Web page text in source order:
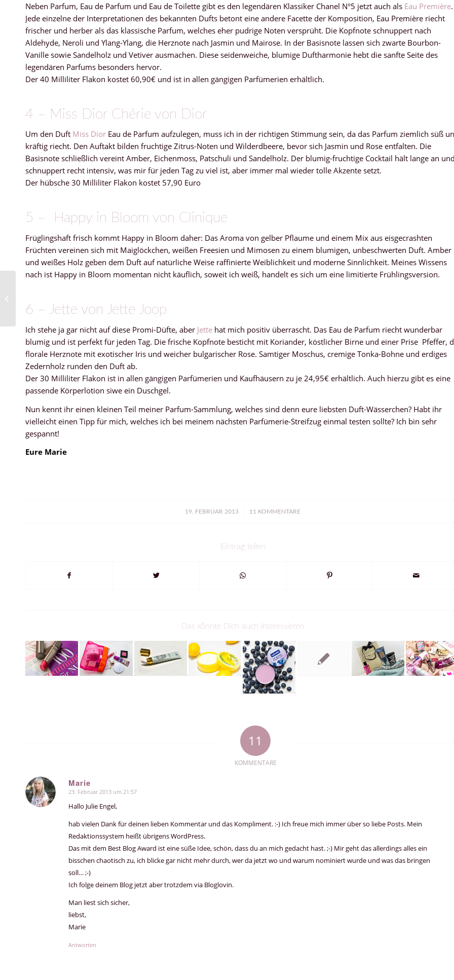
Neben Parfum, Eau de Parfum und Eau de Toilette gibt es den legendären Klassiker Chanel N°5 jetzt auch als Eau Première.
Jede einzelne der Interpretationen des bekannten Dufts betont eine andere Facette der Komposition, Eau Première riecht
frischer und herber als das klassische Parfum, welches eher pudrige Noten versprüht. Die Kopfnote schnuppert nach
Aldehyde, Neroli und Ylang-Ylang, die Herznote nach Jasmin und Mairose. In der Basisnote lassen sich zwarte Bourbon-
Vanille sowie Sandelholz und Vetiver ausmachen. Diese seidenweiche, blumige Duftharmonie hebt die sanfte Seite des
legendären Parfums besonders hervor.
Der 40 Milliliter Flakon kostet 60,90€ und ist in allen gängigen Parfümerien erhältlich.
4 – Miss Dior Chérie von Dior
Um den Duft Miss Dior Eau de Parfum aufzulegen, muss ich in der richtigen Stimmung sein, da das Parfum ziemlich süß
kräftig riecht. Den Auftakt bilden fruchtige Zitrus-Noten und Wilderdbeere, bevor sich Jasmin und Rose entfalten. Die
Basisnote schließlich vereint Amber, Eichenmoss, Patschuli und Sandelholz. Der blumig-fruchtige Cocktail hält lange an und
schnuppert recht intensiv, was mir für jeden Tag zu viel ist, aber immer mal wieder tolle Akzente setzt.
Der hübsche 30 Milliliter Flakon kostet 57,90 Euro
5 – Happy in Bloom von Clinique
Früglingshaft frisch kommt Happy in Bloom daher: Das Aroma von gelber Pflaume und einem Mix aus eisgecrashten
Früchten vereinen sich mit Maiglöckchen, weißen Freesien und Mimosen zu einem blumigen, unbeschwerten Duft. Amber
und weißes Holz geben dem Duft auf natürliche Weise raffinierte Weiblichkeit und moderne Sinnlichkeit. Meines Wissens
nach ist Happy in Bloom momentan nicht käuflich, soweit ich weiß, handelt es sich um eine limitierte Frühlingsversion.
6 – Jette von Jette Joop
Ich stehe ja gar nicht auf diese Promi-Düfte, aber Jette hat mich positiv überrascht. Das Eau de Parfum riecht wunderbar
blumig und ist perfekt für jeden Tag. Die frische Kopfnote besticht mit Koriander, köstlicher Birne und einer Prise Pfeffer,
florale Herznote mit exotischer Iris und weicher bulgarischer Rose. Samtiger Moschus, cremige Tonka-Bohne und erdiges
Zedernholz runden den Duft ab.
Der 30 Milliliter Flakon ist in allen gängigen Parfümerien und Kaufhäusern zu je 24,95€ erhältlich. Auch hierzu gibt es eine
passende Körperlotion siwe ein Duschgel.
Nun kennt ihr einen kleinen Teil meiner Parfum-Sammlung, welches sind denn eure liebsten Duft-Wässerchen? Habt ihr
vielleicht einen Tipp für mich, welches ich bei meinem nächsten Parfümerie-Streifzug einmal testen sollte? Ich bin sehr
gespannt!
Eure Marie
19. FEBRUAR 2013
/ 11 KOMMENTARE
Eintrag teilen
Das könnte Dich auch interessieren
11
KOMMENTARE
Marie
sagte:
23. Februar 2013 um 21:57
Hallo Julie Engel,
hab vielen Dank für deinen lieben Kommentar und das Kompliment. :-) Ich freue mich immer über so liebe Posts. Mein
Redaktionssystem heißt übrigens WordPress.
Das mit dem Best Blog Award ist eine süße Idee, schön, dass du an mich gedacht hast. ;-) Mir geht das allerdings alles ein
bisschen chaotisch zu, ich blicke gar nicht mehr durch, wer da jetzt wo und warum nominiert wurde und was das bringen
soll… ;-)
Ich folge deinem Blog jetzt aber trotzdem via Bloglovin.
Man liest sich sicher,
liebst,
Marie
Antworten